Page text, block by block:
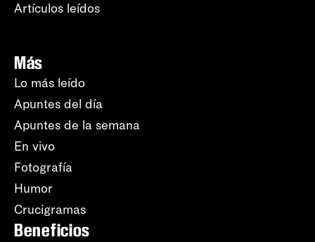
Artículos leídos
Más
Lo más leído
Apuntes del día
Apuntes de la semana
En vivo
Fotografía
Humor
Crucigramas
Beneficios